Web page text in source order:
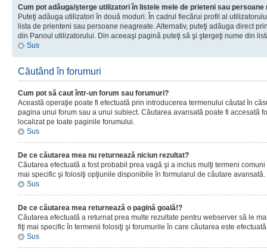
Cum pot adăuga/şterge utilizatori în listele mele de prieteni sau persoane
Puteţi adăuga utilizatori în două moduri. În cadrul fiecărui profil al
lista de prienteni sau persoane neagreate. Alternativ, puteţi adăuga direct
din Panoul utilizatorului. Din aceeaşi pagină puteţi să şi ştergeţi nume din
Sus
Căutând în forumuri
Cum pot să caut într-un forum sau forumuri?
Această operaţie poate fi efectuată prin introducerea termenului căutat în
pagina unui forum sau a unui subiect. Căutarea avansată poate fi accesată
localizat pe toate paginile forumului.
Sus
De ce căutarea mea nu returnează niciun rezultat?
Căutarea efectuată a fost probabil prea vagă şi a inclus mulţi termeni
mai specific şi folosiţi opţiunile disponibile în formularul de căutare avansată.
Sus
De ce căutarea mea returnează o pagină goală!?
Căutarea efectuată a returnat prea multe rezultate pentru webserver să le
fiţi mai specific în termenii folosiţi şi forumurile în care căutarea este
Sus